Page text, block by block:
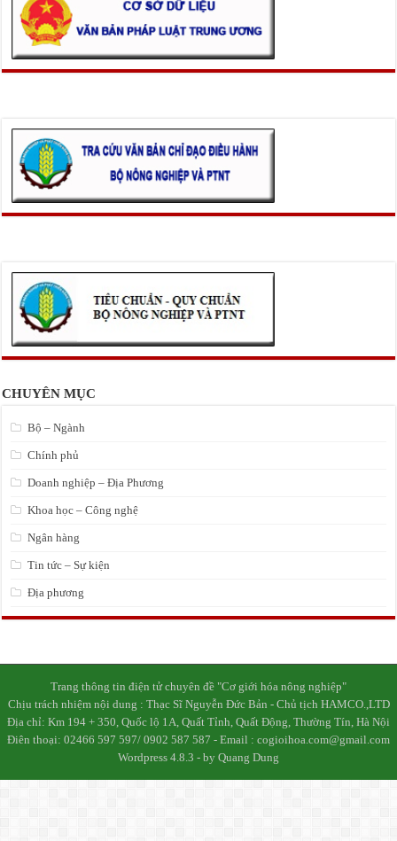
CHUYÊN MỤC
Bộ – Ngành
Chính phủ
Doanh nghiệp – Địa Phương
Khoa học – Công nghệ
Ngân hàng
Tin tức – Sự kiện
Địa phương
Trang thông tin điện tử chuyên đề "Cơ giới hóa nông nghiệp"
Chịu trách nhiệm nội dung : Thạc Sĩ Nguyễn Đức Bản - Chủ tịch HAMCO.,LTD
Địa chỉ: Km 194 + 350, Quốc lộ 1A, Quất Tỉnh, Quất Động, Thường Tín, Hà Nội
Điên thoại: 02466 597 597/ 0902 587 587 - Email : cogioihoa.com@gmail.com
Wordpress 4.8.3 - by Quang Dung